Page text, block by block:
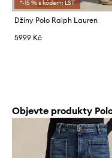
*-15 % s kódem: LST
Džíny Polo Ralph Lauren
5999 Kč
Objevte produkty